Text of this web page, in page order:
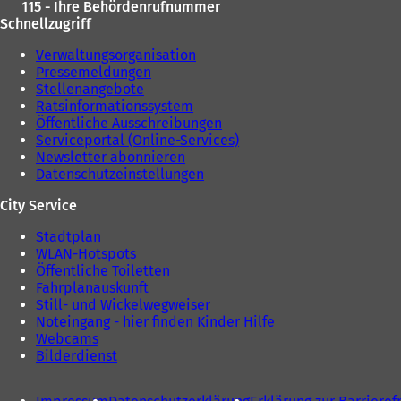
115 - Ihre Behördenrufnummer
Schnellzugriff
Verwaltungsorganisation
Pressemeldungen
Stellenangebote
Ratsinformationssystem
Öffentliche Ausschreibungen
Serviceportal (Online-Services)
Newsletter abonnieren
Datenschutzeinstellungen
City Service
Stadtplan
WLAN-Hotspots
Öffentliche Toiletten
Fahrplanauskunft
Still- und Wickelwegweiser
Noteingang - hier finden Kinder Hilfe
Webcams
Bilderdienst